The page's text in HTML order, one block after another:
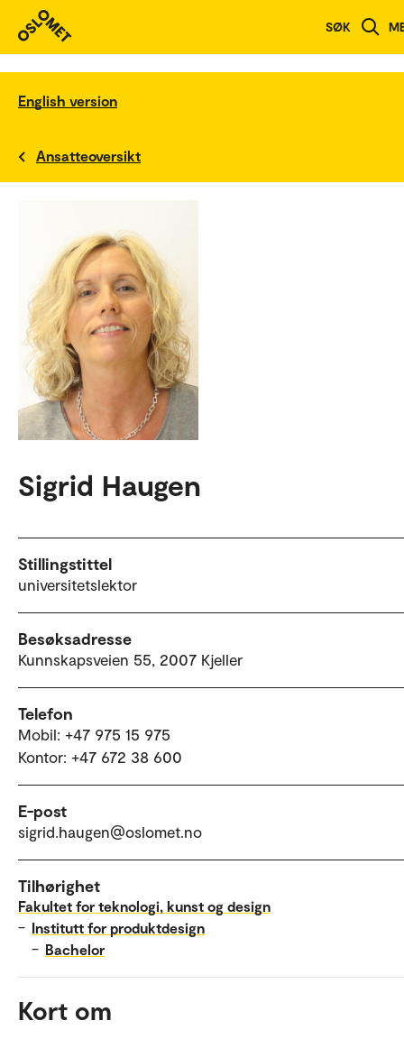
SØK
English version
Ansatteoversikt
Sigrid Haugen
Stillingstittel
universitetslektor
Besøksadresse
Kunnskapsveien 55, 2007 Kjeller
Telefon
Mobil: +47 975 15 975
Kontor: +47 672 38 600
E-post
sigrid.haugen@oslomet.no
Tilhørighet
Fakultet for teknologi, kunst og design
– Institutt for produktdesign
– Bachelor
Kort om